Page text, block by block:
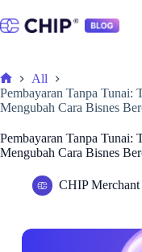
to
content
Home
All
Pembayaran Tanpa Tunai:
Mengubah Cara Bisnes
Pembayaran Tanpa Tunai:
Mengubah Cara Bisnes
CHIP Merchant